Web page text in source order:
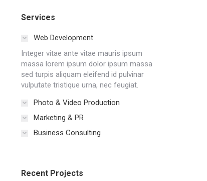
Services
Web Development
Integer vitae ante vitae mauris ipsum
massa lorem ipsum dolor ipsum massa
sed turpis aliquam eleifend id pulvinar
vulputate tristique urna, nec feugiat.
Photo & Video Production
Marketing & PR
Business Consulting
Recent Projects